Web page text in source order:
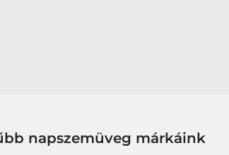
napszemüveg márkáink